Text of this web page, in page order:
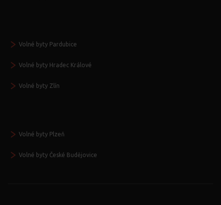
Volné byty Pardubice
Volné byty Hradec Králové
Volné byty Zlín
Volné byty Plzeň
Volné byty České Budějovice